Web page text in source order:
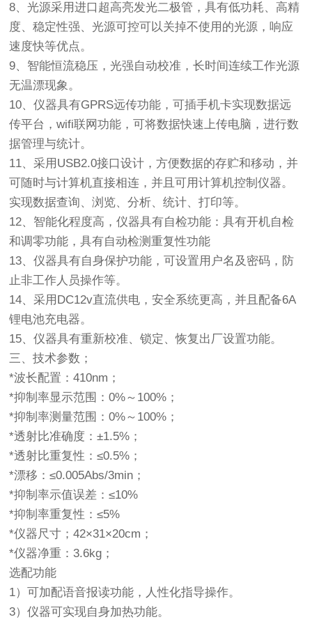
8、光源采用进口超高亮发光二极管，具有低功耗、高精
度、稳定性强、光源可控可以关掉不使用的光源，响应
速度快等优点。
9、智能恒流稳压，光强自动校准，长时间连续工作光源
无温漂现象。
10、仪器具有GPRS远传功能，可插手机卡实现数据远
传平台，wifi联网功能，可将数据快速上传电脑，进行数
据管理与统计。
11、采用USB2.0接口设计，方便数据的存贮和移动，并
可随时与计算机直接相连，并且可用计算机控制仪器。
实现数据查询、浏览、分析、统计、打印等。
12、智能化程度高，仪器具有自检功能：具有开机自检
和调零功能，具有自动检测重复性功能
13、仪器具有自身保护功能，可设置用户名及密码，防
止非工作人员操作等。
14、采用DC12v直流供电，安全系统更高，并且配备6A
锂电池充电器。
15、仪器具有重新校准、锁定、恢复出厂设置功能。
三、技术参数；
*波长配置：410nm；
*抑制率显示范围：0%～100%；
*抑制率测量范围：0%～100%；
*透射比准确度：±1.5%；
*透射比重复性：≤0.5%；
*漂移：≤0.005Abs/3min；
*抑制率示值误差：≤10%
*抑制率重复性：≤5%
*仪器尺寸；42×31×20cm；
*仪器净重：3.6kg；
选配功能
1）可加配语音报读功能，人性化指导操作。
3）仪器可实现自身加热功能。